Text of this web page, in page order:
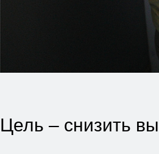
Цель – снизить